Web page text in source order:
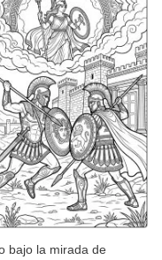
bajo la mirada de